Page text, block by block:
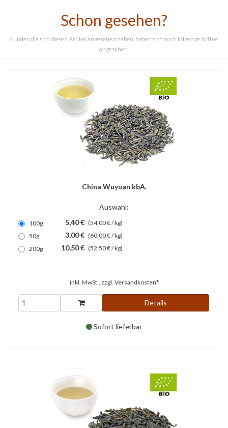
Schon gesehen?
Kunden die sich diesen Artikel angesehen haben, haben sich auch folgende Artikel
angesehen.
China Wuyuan kbA.
Auswahl:
100g 5,40 € (54,00 € / kg)
50g
3,00 € (60,00 € / kg)
200g
10,50 € (52,50 € / kg)
inkl. MwSt., zzgl. Versandkosten*
Details
Sofort lieferbar